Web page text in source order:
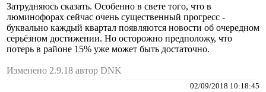
Затрудняюсь сказать. Особенно в свете того, что в
люминофорах сейчас очень существенный прогресс -
буквально каждый квартал появляются новости об очередном
серьёзном достижении. Но осторожно предположу, что
потерь в районе 15% уже может быть достаточно.
Изменено 2.9.18 автор DNK
02/09/2018 10:18:45